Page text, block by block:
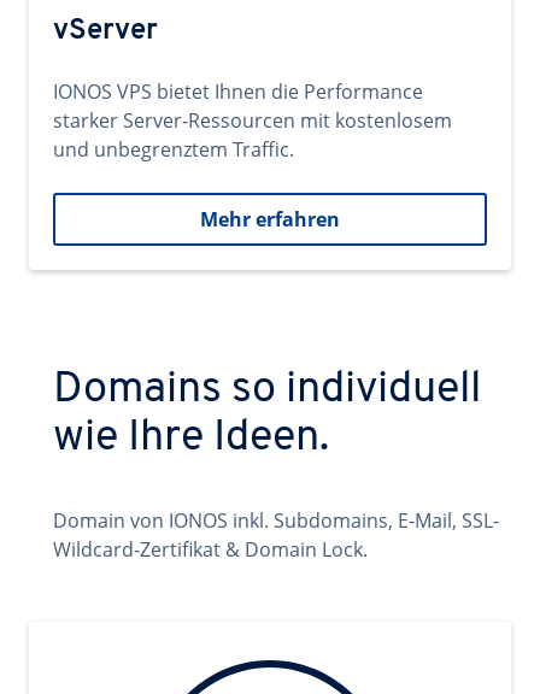
vServer
IONOS VPS bietet Ihnen die Performance
starker Server-Ressourcen mit kostenlosem
und unbegrenztem Traffic.
Mehr erfahren
Domains so individuell
wie Ihre Ideen.
Domain von IONOS inkl. Subdomains, E-Mail, SSL-
Wildcard-Zertifikat & Domain Lock.